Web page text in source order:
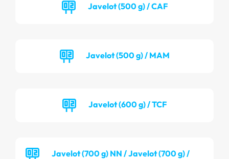
Javelot (500 g) / CAF
Javelot (500 g) / MAM
Javelot (600 g) / TCF
Javelot (700 g) NN / Javelot (700 g) /